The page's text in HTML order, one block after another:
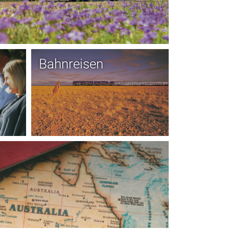
Bahnreisen